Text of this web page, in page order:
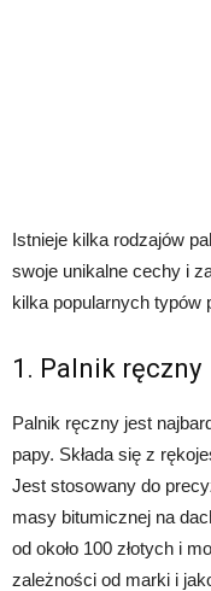
Istnieje kilka rodzajów
swoje unikalne cechy i
kilka popularnych typów
1. Palnik ręczny
Palnik ręczny jest
papy. Składa się z
Jest stosowany do
masy bitumicznej na
od około 100 złotych i
zależności od marki i